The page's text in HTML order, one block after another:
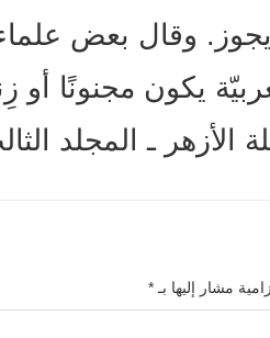
يجوز. وقال بعض
يكون مجنونًا أو
ـ المجلد الثالث
مشار إليها بـ *